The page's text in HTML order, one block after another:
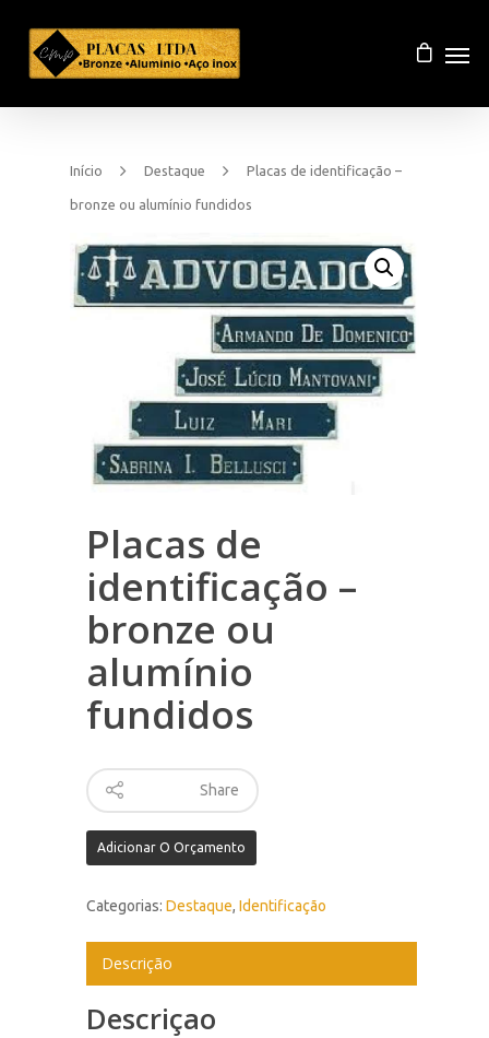
Início Destaque Placas de identificação –
bronze ou alumínio fundidos
Placas de
identificação –
bronze ou
alumínio
fundidos
Share
Adicionar O Orçamento
Categorias: Destaque, Identificação
Descrição
Descriçao